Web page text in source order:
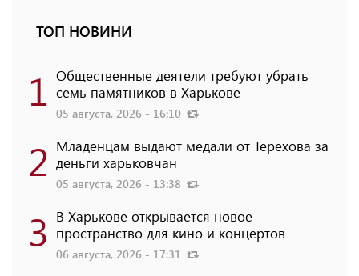
ТОП НОВИНИ
1 Общественные деятели требуют убрать
семь памятников в Харькове
05 августа, 2026 - 16:10
2 Младенцам выдают медали от Терехова за
деньги харьковчан
05 августа, 2026 - 13:38
3 В Харькове открывается новое
пространство для кино и концертов
06 августа, 2026 - 17:31